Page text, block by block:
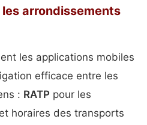
arrondissements
les applications mobiles
efficace entre les
: RATP pour les
horaires des transports